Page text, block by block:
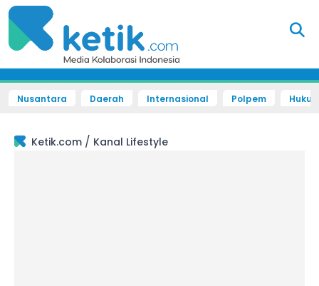
Nusantara Daerah Internasional Polpem
Ketik.com / Kanal Lifestyle